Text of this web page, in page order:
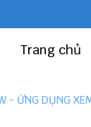
Trang chủ
- ỨNG DỤNG